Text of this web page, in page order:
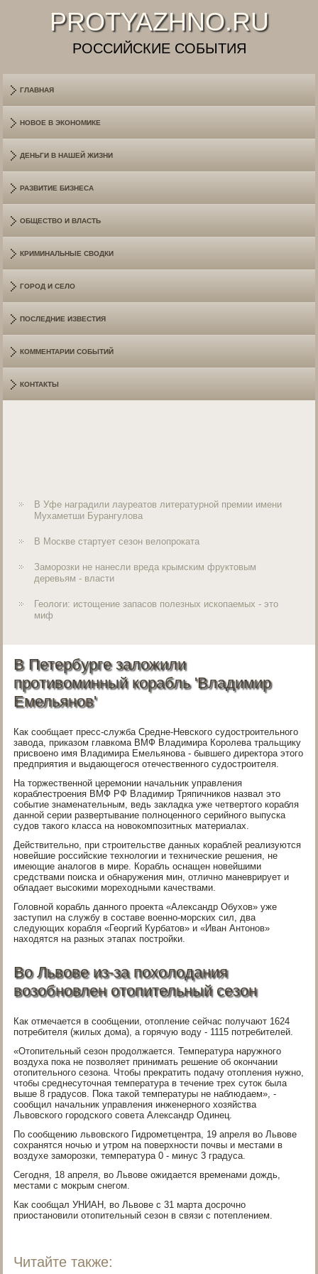
PROTYAZHNO.RU
РОССИЙСКИЕ СОБЫТИЯ
ГЛАВНАЯ
НОВОЕ В ЭКОНОМИКЕ
ДЕНЬГИ В НАШЕЙ ЖИЗНИ
РАЗВИТИЕ БИЗНЕСА
ОБЩЕСТВО И ВЛАСТЬ
КРИМИНАЛЬНЫЕ СВОДКИ
ГОРОД И СЕЛО
ПОСЛЕДНИЕ ИЗВЕСТИЯ
КОММЕНТАРИИ СОБЫТИЙ
КОНТАКТЫ
В Уфе наградили лауреатов литературной премии имени
Мухаметши Бурангулова
В Москве стартует сезон велопроката
Заморозки не нанесли вреда крымским фруктовым
деревьям - власти
Геологи: истощение запасов полезных ископаемых - это
миф
В Петербурге заложили
противоминный корабль 'Владимир
Емельянов'
Как сообщает пресс-служба Средне-Невского судостроительного
завода, приказом главкома ВМФ Владимира Королева тральщику
присвоено имя Владимира Емельянова - бывшего директора этого
предприятия и выдающегося отечественного судостроителя.
На торжественной церемонии начальник управления
кораблестроения ВМФ РФ Владимир Тряпичников назвал это
событие знаменательным, ведь закладка уже четвертого корабля
данной серии развертывание полноценного серийного выпуска
судов такого класса на новокомпозитных материалах.
Действительно, при строительстве данных кораблей реализуются
новейшие российские технологии и технические решения, не
имеющие аналогов в мире. Корабль оснащен новейшими
средствами поиска и обнаружения мин, отлично маневрирует и
обладает высокими мореходными качествами.
Головной корабль данного проекта «Александр Обухов» уже
заступил на службу в составе военно-морских сил, два
следующих корабля «Георгий Курбатов» и «Иван Антонов»
находятся на разных этапах постройки.
Во Львове из-за похолодания
возобновлен отопительный сезон
Как отмечается в сообщении, отопление сейчас получают 1624
потребителя (жилых дома), а горячую воду - 1115 потребителей.
«Отопительный сезон продолжается. Температура наружного
воздуха пока не позволяет принимать решение об окончании
отопительного сезона. Чтобы прекратить подачу отопления нужно,
чтобы среднесуточная температура в течение трех суток была
выше 8 градусов. Пока такой температуры не наблюдаем», -
сообщил начальник управления инженерного хозяйства
Львовского городского совета Александр Одинец.
По сообщению львовского Гидрометцентра, 19 апреля во Львове
сохранятся ночью и утром на поверхности почвы и местами в
воздухе заморозки, температура 0 - минус 3 градуса.
Сегодня, 18 апреля, во Львове ожидается временами дождь,
местами с мокрым снегом.
Как сообщал УНИАН, во Львове с 31 марта досрочно
приостановили отопительный сезон в связи с потеплением.
Читайте также: